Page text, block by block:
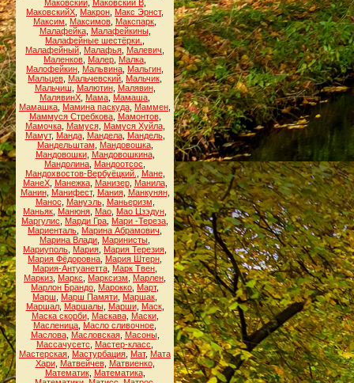
Маковский, Маковский В,
МаковскийХ Макрон Макс Эрнст,
Максим
Максимов Макспарк
Малафейка, Малафейкины,
Малафейные шестёрки.
Малафейный Малафья Малевич
Маленков Малер Малка
Малофейкин Мальвина Мальгин
Мальцев Мальчевский Мальчик
Мальчиш
Малютин, Малявин,
МалявинХ Мама Мамаша
Мамашка Мамина паскуда Маммен
Маммуся Стребкова, Мамонтов,
Мамочка, Мамуся, Мамуся Хуйла,
Мамут, Манда, Мандела, Мандель,
Мандельштам
Мандовошка,
Мандовошки, Мандовошкина,
Мандолина Мандоотсос
Мандохвостов-Вербуёцкий.
Мане,
МанеХ, Манежка, Манизер, Манила,
Манин, Манифест, Мания, Манкунян,
Манос
Мануэль, Маньеризм
Маньяк Манюня Мао Мао Цзэдун
Маргулис
Марди Гра Мари -Тереза
Мариенталь Марина Абрамович
Марина Влади Маринисты
Мариуполь Мария Мария Терезия
Мария Фёдоровна Мария Штерн
Мария-Антуанетта Марк Твен
Маркиз Маркс Марксизм Марлен
Марлон Брандо Марокко Март,
Марш
Марш Памяти Маршак
Маршал, Маршалы, Марши, Маск,
Маска скорби, Маскава, Маски,
Масленица Масло сливочное
Маслова, Масловская, Масоны,
Массачусетс
Мастер-класс
Мастерская Мастурбация Мат, Мата
Хари, Матвейчев, Матвиенко,
Математик, Математика,